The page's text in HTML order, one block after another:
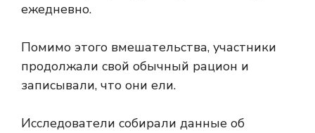
ежедневно.
Помимо этого вмешательства, участники
продолжали свой обычный рацион и
записывали, что они ели.
Исследователи собирали данные об